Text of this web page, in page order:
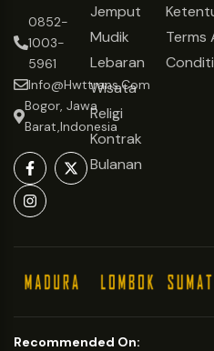
0852-
1003-
5961
Info@hwttrans.com
Bogor, Jawa
Barat,Indonesia
Jemput
Mudik
Lebaran
Wisata
Religi
Kontrak
Bulanan
Terms
Recommended On: